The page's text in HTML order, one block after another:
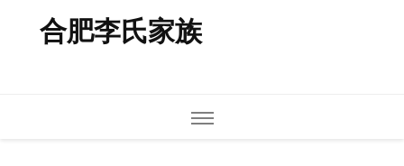
合肥李氏家族